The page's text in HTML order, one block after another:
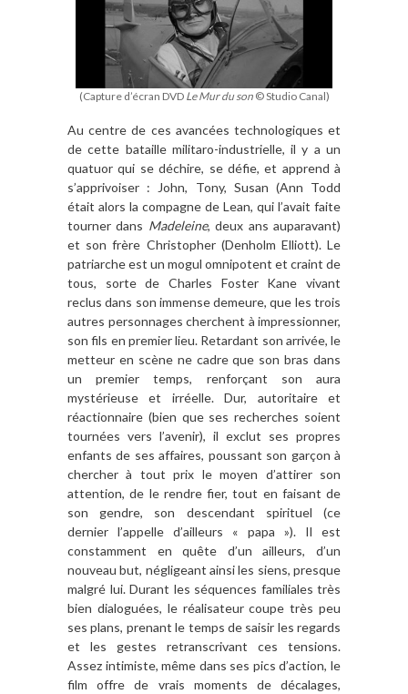
(Capture d’écran DVD Le Mur du son© Studio Canal)
Au centre de ces avancées technologiques et
de cette bataille militaro-industrielle, il y a un
quatuor qui se déchire, se défie, et apprend à
s’apprivoiser : John, Tony, Susan (Ann Todd
était alors la compagne de Lean, qui l’avait faite
tourner dans Madeleine, deux ans auparavant)
et son frère Christopher (Denholm Elliott).Le
patriarcheest un mogul omnipotent et craint de
tous, sorte de Charles Foster Kane vivant
reclus dans son immense demeure, que les trois
autres personnages cherchent à impressionner,
son fils en premier lieu. Retardant son arrivée, le
metteur en scène ne cadre que son bras dans
un premier temps, renforçant son aura
mystérieuse et irréelle. Dur, autoritaire et
réactionnaire (bien que ses recherches soient
tournées vers l’avenir), il exclut ses propres
enfants de ses affaires, poussant son garçon à
chercherà tout prix le moyen d’attirer son
attention, de le rendre fier, tout en faisant de
son gendre, son descendant spirituel (ce
dernier l’appelle d’ailleurs « papa »). Il est
constamment en quête d’un ailleurs, d’un
nouveau but, négligeant ainsi les siens, presque
malgré lui. Durant les séquences familiales très
bien dialoguées, le réalisateur coupe très peu
ses plans, prenant le temps de saisir les regards
et les gestes retranscrivant ces tensions.
Assez intimiste, même dans ses pics d’action, le
film offre de vrais moments de décalages,